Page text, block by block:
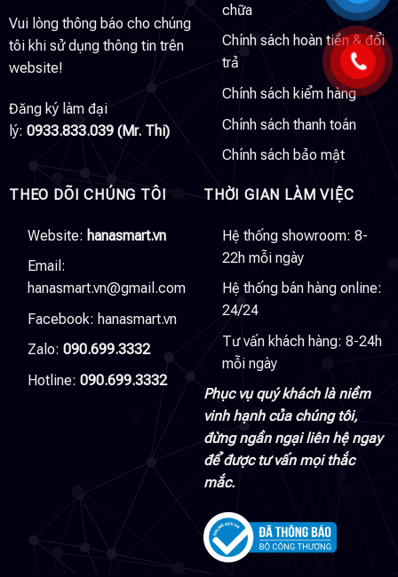
Vui lòng thông báo cho chúng
tôi khi sử dụng thông tin trên
website!
Đăng ký làm đại
lý: 0933.833.039 (Mr. Thi)
chữa
Chính sách hoàn tiền & đổi
trả
Chính sách kiểm hàng
Chính sách thanh toán
Chính sách bảo mật
THEO DÕI CHÚNG TÔI
Website: hanasmart.vn
Email:
hanasmart.vn@gmail.com
Facebook: hanasmart.vn
Zalo: 090.699.3332
Hotline: 090.699.3332
THỜI GIAN LÀM VIỆC
Hệ thống showroom: 8-
22h mỗi ngày
Hệ thống bán hàng online:
24/24
Tư vấn khách hàng: 8-24h
mỗi ngày
Phục vụ quý khách là niềm
vinh hạnh của chúng tôi,
đừng ngần ngại liên hệ ngay
để được tư vấn mọi thắc
mắc.